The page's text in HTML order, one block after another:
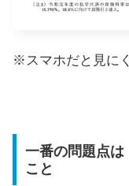
※スマホだと見に
一番の問題点は
こと